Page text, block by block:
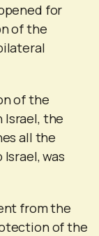
for
of the
of the
the
all the
was
from the
of the